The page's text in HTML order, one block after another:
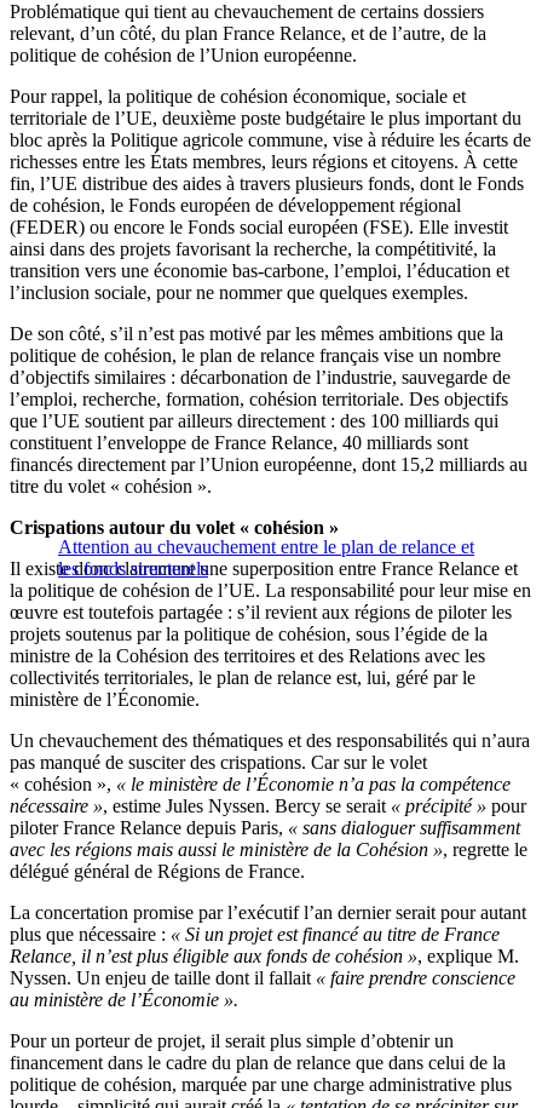
Problématique qui tient au chevauchement de certains dossiers
relevant, d’un côté, du plan France Relance, et de l’autre, de la
politique de cohésion de l’Union européenne.
Pour rappel, la politique de cohésion économique, sociale et
territoriale de l’UE, deuxième poste budgétaire le plus important du
bloc après la Politique agricole commune, vise à réduire les écarts de
richesses entre les États membres, leurs régions et citoyens. À cette
fin, l’UE distribue des aides à travers plusieurs fonds, dont le Fonds
de cohésion, le Fonds européen de développement régional
(FEDER) ou encore le Fonds social européen (FSE). Elle investit
ainsi dans des projets favorisant la recherche, la compétitivité, la
transition vers une économie bas-carbone, l’emploi, l’éducation et
l’inclusion sociale, pour ne nommer que quelques exemples.
De son côté, s’il n’est pas motivé par les mêmes ambitions que la
politique de cohésion, le plan de relance français vise un nombre
d’objectifs similaires : décarbonation de l’industrie, sauvegarde de
l’emploi, recherche, formation, cohésion territoriale. Des objectifs
que l’UE soutient par ailleurs directement : des 100 milliards qui
constituent l’enveloppe de France Relance, 40 milliards sont
financés directement par l’Union européenne, dont 15,2 milliards au
titre du volet « cohésion ».
Attention au chevauchement entre le plan de relance et
les fonds structurels
Crispations autour du volet « cohésion »
Il existe donc clairement une superposition entre France Relance et
la politique de cohésion de l’UE. La responsabilité pour leur mise en
œuvre est toutefois partagée : s’il revient aux régions de piloter les
projets soutenus par la politique de cohésion, sous l’égide de la
ministre de la Cohésion des territoires et des Relations avec les
collectivités territoriales, le plan de relance est, lui, géré par le
ministère de l’Économie.
Un chevauchement des thématiques et des responsabilités qui n’aura
pas manqué de susciter des crispations. Car sur le volet
« cohésion », « le ministère de l’Économie n’a pas la compétence
nécessaire », estime Jules Nyssen. Bercy se serait « précipité » pour
piloter France Relance depuis Paris, « sans dialoguer suffisamment
avec les régions mais aussi le ministère de la Cohésion », regrette le
délégué général de Régions de France.
La concertation promise par l’exécutif l’an dernier serait pour autant
plus que nécessaire : « Si un projet est financé au titre de France
Relance, il n’est plus éligible aux fonds de cohésion », explique M.
Nyssen. Un enjeu de taille dont il fallait « faire prendre conscience
au ministère de l’Économie ».
Pour un porteur de projet, il serait plus simple d’obtenir un
financement dans le cadre du plan de relance que dans celui de la
politique de cohésion, marquée par une charge administrative plus